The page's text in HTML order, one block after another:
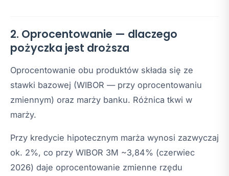
2. Oprocentowanie — dlaczego
pożyczka jest droższa
Oprocentowanie obu produktów składa się ze
stawki bazowej (WIBOR — przy oprocentowaniu
zmiennym) oraz marży banku. Różnica tkwi w
marży.
Przy kredycie hipotecznym marża wynosi zazwyczaj
ok. 2%, co przy WIBOR 3M ~3,84% (czerwiec
2026) daje oprocentowanie zmienne rzędu